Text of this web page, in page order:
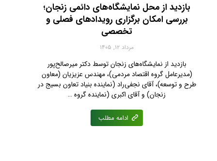
بازدید از محل نمایشگاه‌های دائمی زنجان؛
بررسی امکان برگزاری رویدادهای فصلی و
تخصصی
مرداد ۱۲, ۱۴۰۵
بازدید از نمایشگاه‌های زنجان توسط دکتر میرصالح‌پور
(مدیرعامل گروه اقتصاد مردمی)، مهندس عزیزیان (معاون
طرح و توسعه)، آقای نجفی‌راد (نماینده بنیاد تعاون بسیج در
زنجان) و آقای اکبری (نماینده گروه …
ادامه مطلب